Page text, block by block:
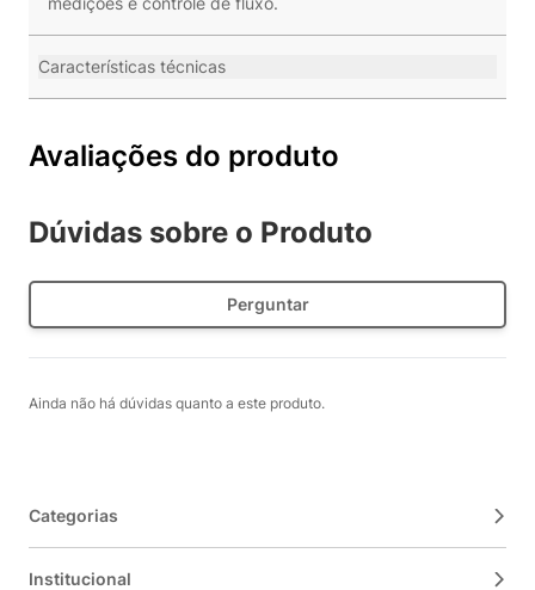
Características técnicas
Avaliações do produto
Dúvidas sobre o Produto
Perguntar
Ainda não há dúvidas quanto a este produto.
Categorias
Institucional